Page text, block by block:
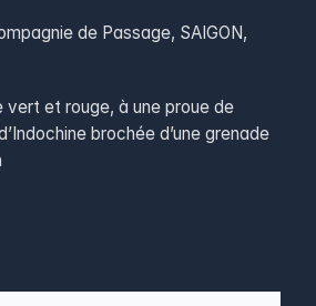
de Passage, SAIGON,
et rouge, à une proue de
brochée d’une grenade